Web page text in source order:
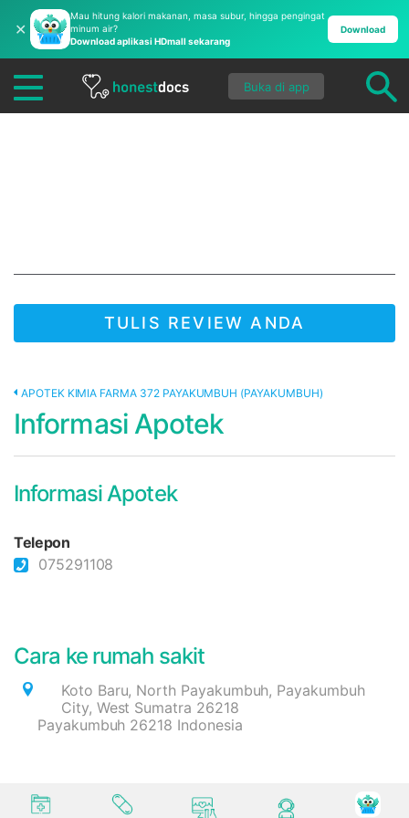
✕
Mau hitung kalori makanan, masa subur, hingga pengingat
minum air?
Download aplikasi HDmall sekarang
Download
Buka di app
TULIS REVIEW ANDA
APOTEK KIMIA FARMA 372 PAYAKUMBUH (PAYAKUMBUH)
Informasi Apotek
Informasi Apotek
Telepon
075291108
Cara ke rumah sakit
Koto Baru, North Payakumbuh, Payakumbuh
City, West Sumatra 26218
Payakumbuh 26218 Indonesia